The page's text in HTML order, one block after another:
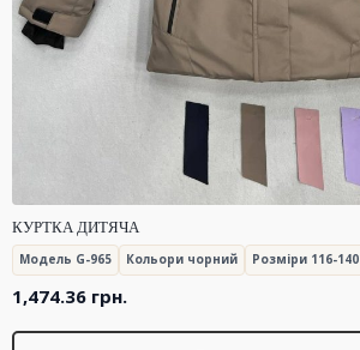
КУРТКА ДИТЯЧА
Модель G-965 Кольори чорний Розміри 116-140
1,474.36 грн.